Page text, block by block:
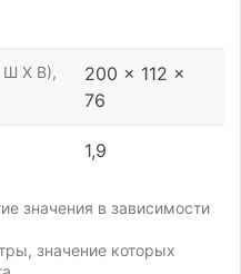
Х В),
200 x 112 x
76
1,9
значения в зависимости
значение которых